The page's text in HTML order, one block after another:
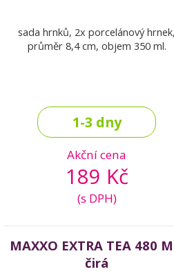
sada hrnků, 2x porcelánový hrnek,
průměr 8,4 cm, objem 350 ml.
1-3 dny
Akční cena
189 Kč
(s DPH)
MAXXO EXTRA TEA 480
čirá